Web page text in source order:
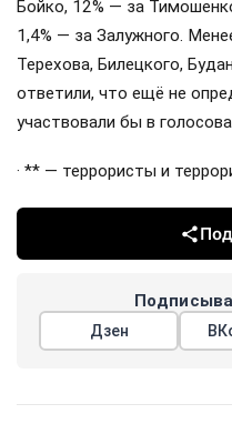
Бойко, 12% — за
1,4% — за Залужного.
Терехова, Билецкого,
ответили, что ещё не
участвовали бы в
· ** — террористы и
Дзен